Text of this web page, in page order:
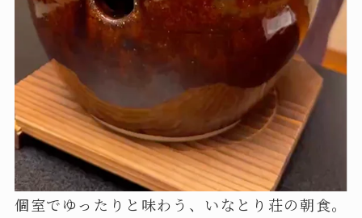
個室でゆったりと味わう、いなとり荘の朝食。